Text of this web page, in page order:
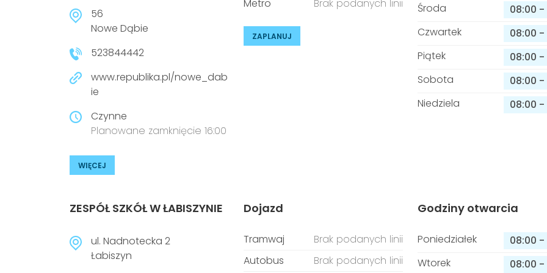
56
Nowe Dąbie
523844442
www.republika.pl/nowe_dab
ie
Czynne
Planowane zamknięcie 16:00
WIĘCEJ
Metro Brak podanych linii
ZAPLANUJ
Środa 08:00 -
Czwartek
08:00 -
Piątek
08:00 -
Sobota
08:00 -
Niedziela
08:00 -
ZESPÓŁ SZKÓŁ W ŁABISZYNIE
ul. Nadnotecka 2
Łabiszyn
Dojazd
Tramwaj
Brak podanych linii
Autobus
Brak podanych linii
Godziny otwarcia
Poniedziałek 08:00 -
Wtorek
08:00 -